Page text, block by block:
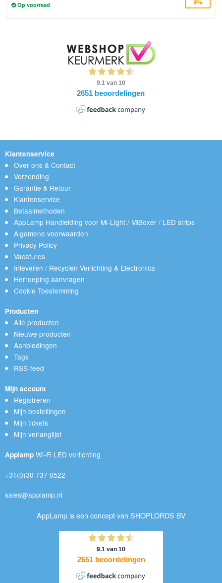
Op voorraad
Klantenservice
Over ons & Contact
Verzending
Garantie & Retour
Klantenservice
Betaalmethoden
AppLamp Handleiding voor Mi-Light / MiBoxer / LED strips
Algemene voorwaarden
Privacy Policy
Vacatures
Inleveren / Recyclen Verlichting & Electronica
Herroeping aanvragen
Cookie Toestemming
Producten
Alle producten
Nieuwe producten
Aanbiedingen
Tags
RSS-feed
Mijn account
Registreren
Mijn bestellingen
Mijn tickets
Mijn verlanglijst
Applamp Wi-Fi LED verlichting
+31(0)30 737 0522
sales@applamp.nl
AppLamp is een concept van SHOPLORDS BV